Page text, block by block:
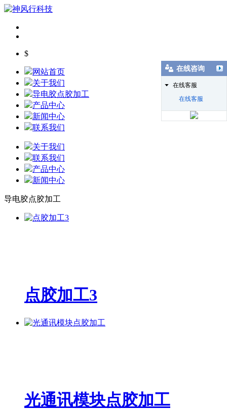
$
网站首页
关于我们
导电胶点胶加工
产品中心
新闻中心
联系我们
关于我们
联系我们
产品中心
新闻中心
导电胶点胶加工
点胶加工3
光通讯模块点胶加工
在线咨询
在线客服
在线客服